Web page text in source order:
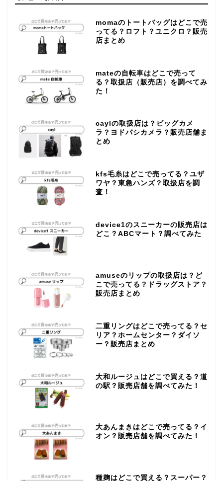
momaのトートバッグはどこで売
ってる？ロフト？ユニクロ？販売
店まとめ
mateの自転車はどこで売って
る？取扱店（販売店）を調べてみ
た！
caylの取扱店は？ビッグカメ
ラ？ヨドバシカメラ？販売店舗ま
とめ
kfs毛糸はどこで売ってる？ユザ
ワヤ？東急ハンズ？取扱店を調
査！
device1のスニーカーの販売店は
どこ？ABCマート？調べてみた
amuseのリップの取扱店は？ど
こで売ってる？ドラッグストア？
販売店まとめ
二重リングはどこで売ってる？セ
リア？ホームセンター？ダイソ
ー？販売店まとめ
大和ルージュはどこで買える？道
の駅？販売店舗を調べてみた！
大あんまきはどこで売ってる？イ
オン？販売店舗を調べてみた！
種麹はどこで買える？スーパー？